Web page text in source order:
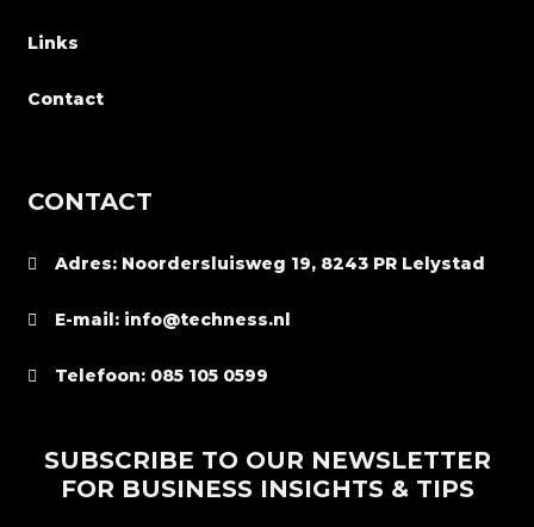
Links
Contact
CONTACT
Adres: Noordersluisweg 19, 8243 PR Lelystad
E-mail: info@techness.nl
Telefoon: 085 105 0599
SUBSCRIBE TO OUR NEWSLETTER
FOR BUSINESS INSIGHTS & TIPS